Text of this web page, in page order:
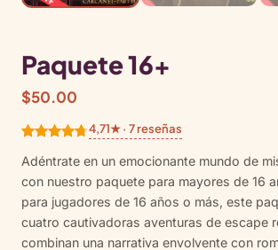
Paquete 16+
$50.00
con4.71
de 5 en
base a
valoracione
4,71★ · 7 reseñas
Adéntrate en un emocionante mundo de
con nuestro paquete para mayores de 16
para jugadores de 16 años o más, este
cuatro cautivadoras aventuras de escape
combinan una narrativa envolvente con